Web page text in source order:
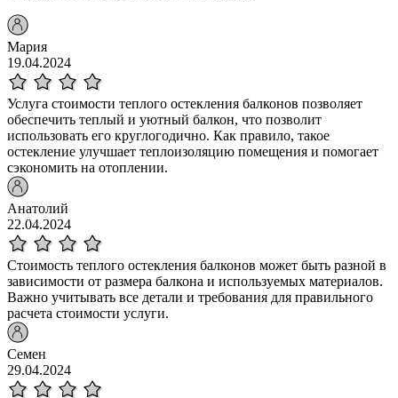
Мария
19.04.2024
Услуга стоимости теплого остекления балконов позволяет
обеспечить теплый и уютный балкон, что позволит
использовать его круглогодично. Как правило, такое
остекление улучшает теплоизоляцию помещения и помогает
сэкономить на отоплении.
Анатолий
22.04.2024
Стоимость теплого остекления балконов может быть разной в
зависимости от размера балкона и используемых материалов.
Важно учитывать все детали и требования для правильного
расчета стоимости услуги.
Семен
29.04.2024